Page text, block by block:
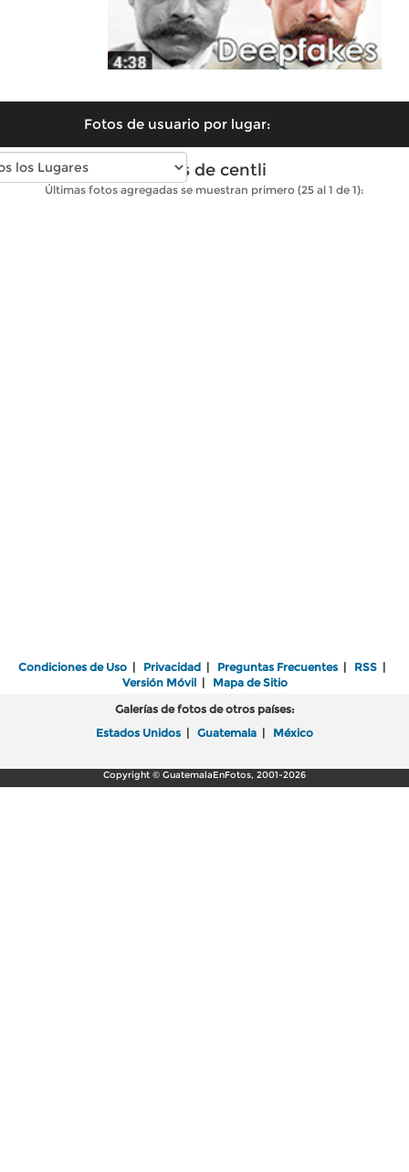
Fotos de usuario por lugar:
Fotos de centli
Últimas fotos agregadas se muestran primero (25 al 1 de 1):
Condiciones de Uso | Privacidad | Preguntas Frecuentes | RSS |
Versión Móvil| Mapa de Sitio
Galerías de fotos de otros países:
Estados Unidos | Guatemala | México
Copyright © GuatemalaEnFotos, 2001-2026